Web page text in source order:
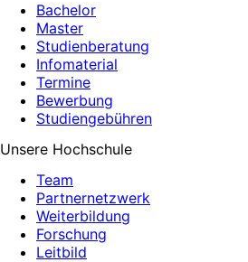
Bachelor
Master
Studienberatung
Infomaterial
Termine
Bewerbung
Studiengebühren
Unsere Hochschule
Team
Partnernetzwerk
Weiterbildung
Forschung
Leitbild